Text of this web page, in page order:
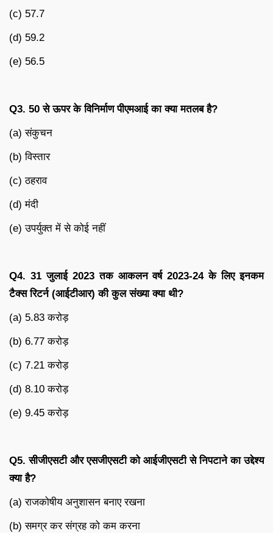
(c) 57.7
(d) 59.2
(e) 56.5
Q3. 50से ऊपर के विनिर्माण पीएमआई का क्या मतलब है?
(a) संकुचन
(b) विस्तार
(c) ठहराव
(d) मंदी
(e) उपर्युक्त में से कोई नहीं
Q4. 31जुलाई 2023तक आकलन वर्ष 2023-24के लिए इनकम
टैक्स रिटर्न(आईटीआर)की कुल संख्या क्या थी?
(a) 5.83 करोड़
(b) 6.77 करोड़
(c) 7.21 करोड़
(d) 8.10 करोड़
(e) 9.45 करोड़
Q5.सीजीएसटी और एसजीएसटी को आईजीएसटी से निपटाने का उद्देश्य
क्या है?
(a) राजकोषीय अनुशासन बनाए रखना
(b) समग्र कर संग्रह को कम करना